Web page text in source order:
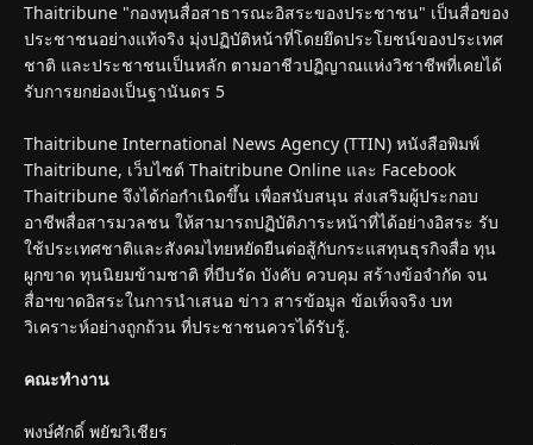
Thaitribune "กองทุนสื่อสาธารณะอิสระของประชาชน" เป็นสื่อของ
ประชาชนอย่างแท้จริง มุ่งปฏิบัติหน้าที่โดยยึดประโยชน์ของประเทศ
ชาติ และประชาชนเป็นหลัก ตามอาชีวปฏิญาณแห่งวิชาชีพที่เคยได้
รับการยกย่องเป็นฐานันดร 5
Thaitribune International News Agency (TTIN) หนังสือพิมพ์
Thaitribune, เว็บไซต์ Thaitribune Online และ Facebook
Thaitribune จึงได้ก่อกำเนิดขึ้น เพื่อสนับสนุน ส่งเสริมผู้ประกอบ
อาชีพสื่อสารมวลชน ให้สามารถปฏิบัติภาระหน้าที่ได้อย่างอิสระ รับ
ใช้ประเทศชาติและสังคมไทยหยัดยืนต่อสู้กับกระแสทุนธุรกิจสื่อ ทุน
ผูกขาด ทุนนิยมข้ามชาติ ที่บีบรัด บังคับ ควบคุม สร้างข้อจำกัด จน
สื่อฯขาดอิสระในการนำเสนอ ข่าว สารข้อมูล ข้อเท็จจริง บท
วิเคราะห์อย่างถูกถ้วน ที่ประชาชนควรได้รับรู้.
คณะทำงาน
พงษ์ศักดิ์ พยัฆวิเชียร